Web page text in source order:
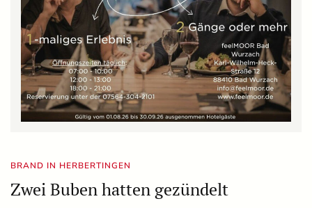
BRAND IN HERBERTINGEN
Zwei Buben hatten gezündelt